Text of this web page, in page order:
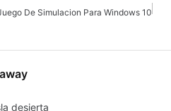
De Simulacion Para Windows 10
desierta